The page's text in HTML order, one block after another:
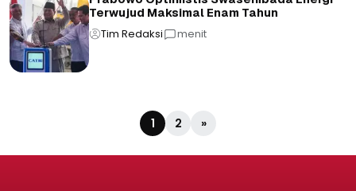
Terwujud Maksimal Enam Tahun
Tim Redaksi menit
1 2 »